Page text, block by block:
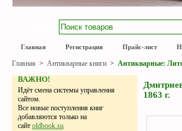
Главная Регистрация Прайс-лист
Главная > Антикварные книги > Антикварные:
ВАЖНО!
Идёт смена системы управления
сайтом.
Все новые поступления книг
добавляются только на
сайт oldbook.su
1863 г.